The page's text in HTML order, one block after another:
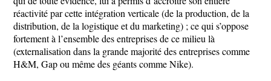
réactivité par cette intégration verticale (de la production, de la
distribution, de la logistique et du marketing) ; ce qui s’oppose
fortement à l’ensemble des entreprises de ce milieu là
(externalisation dans la grande majorité des entreprises comme
H&M, Gap ou même des géants comme Nike).